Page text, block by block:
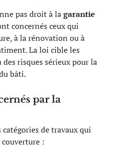
pas droit à lagarantie
concernés ceux qui
à la rénovation ou à
La loi cible les
des risques sérieux pour la
bâti.
par la
de travaux qui
: